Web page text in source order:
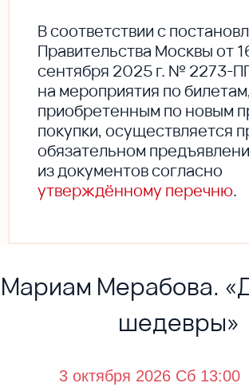
В соответствии с
Правительства Москвы от
сентября 2025 г. № 2273-
на мероприятия по билетам,
приобретенным по новым
покупки, осуществляется
обязательном
из документов согласно
утверждённому перечню.
Мариам Мерабова.
шедевры»